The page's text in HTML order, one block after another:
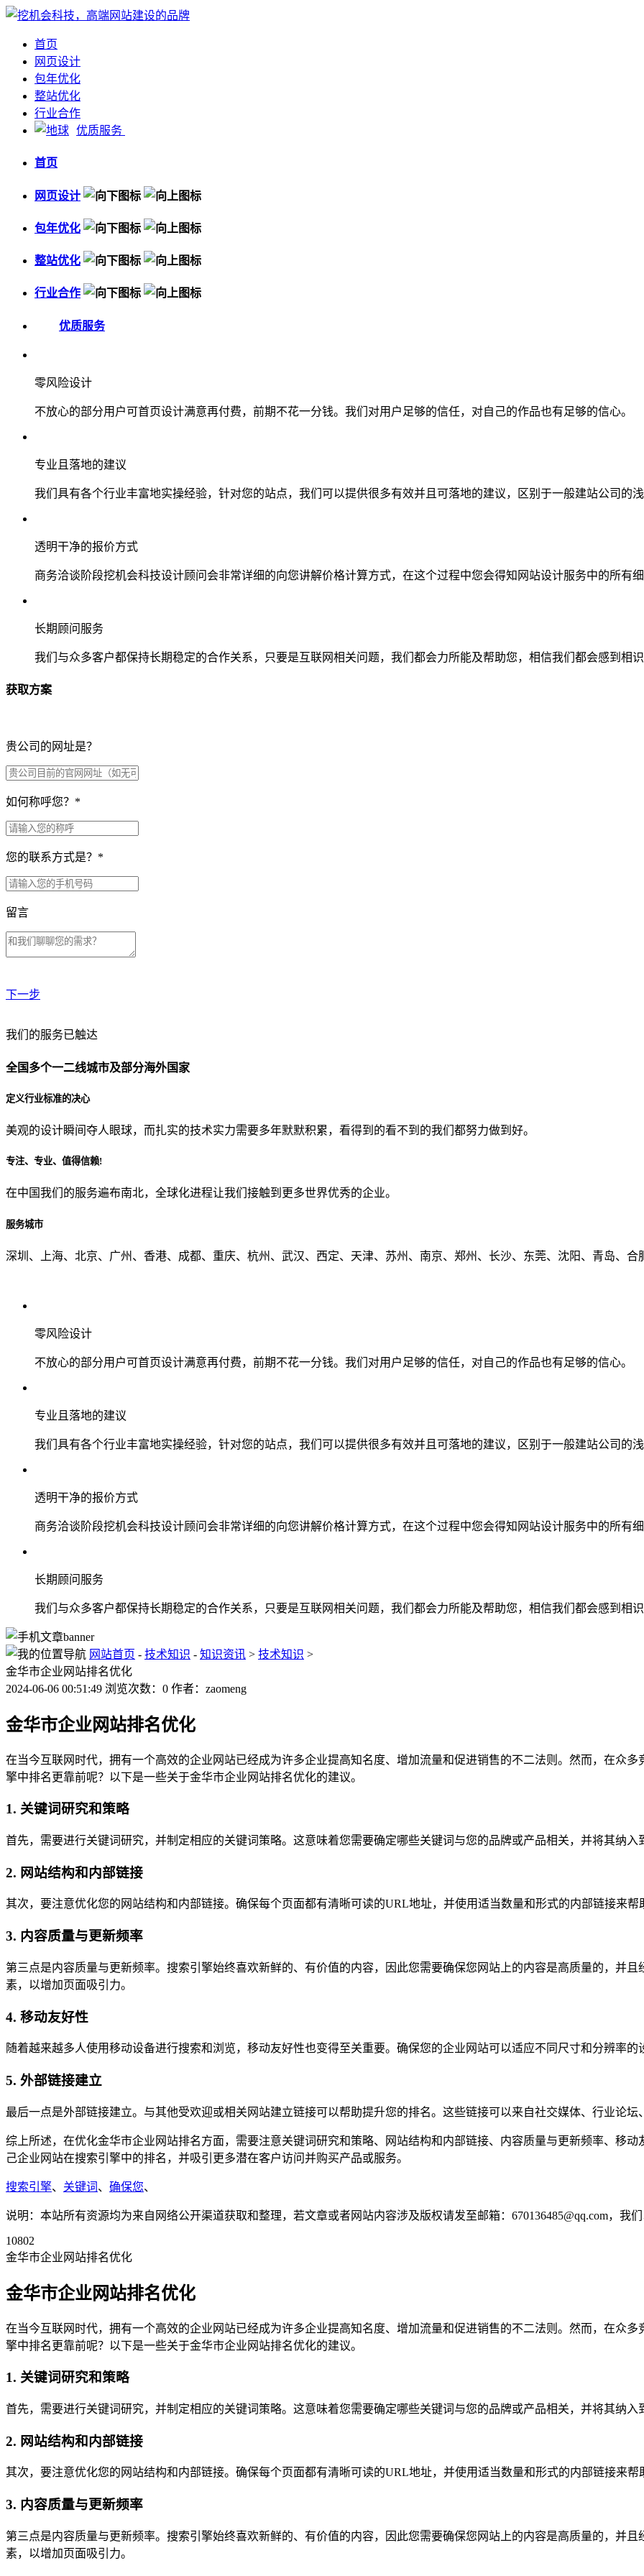
首页
网页设计
包年优化
整站优化
行业合作
优质服务
首页
网页设计
包年优化
整站优化
行业合作
优质服务
零风险设计
不放心的部分用户可首页设计满意再付费，前期不花一分钱。我们对用户足够的信任，对自己的作品也有足够的信心。
专业且落地的建议
我们具有各个行业丰富地实操经验，针对您的站点，我们可以提供很多有效并且可落地的建议，区别于一般建站公司的
透明干净的报价方式
商务洽谈阶段挖机会科技设计顾问会非常详细的向您讲解价格计算方式，在这个过程中您会得知网站设计服务中的所有
长期顾问服务
我们与众多客户都保持长期稳定的合作关系，只要是互联网相关问题，我们都会力所能及帮助您，相信我们都会感到相
获取方案
贵公司的网址是？
如何称呼您？ *
您的联系方式是？ *
留言
下一步
贵公司预算范围是？
贵公司的团队规模是？
从哪里了解到我们？
我们的服务已触达
全国多个一二线城市及部分海外国家
定义行业标准的决心
美观的设计瞬间夺人眼球，而扎实的技术实力需要多年默默积累，看得到的看不到的我们都努力做到好。
专注、专业、值得信赖!
在中国我们的服务遍布南北，全球化进程让我们接触到更多世界优秀的企业。
服务城市
深圳、上海、北京、广州、香港、成都、重庆、杭州、武汉、西定、天津、苏州、南京、郑州、长沙、东莞、沈阳、青岛、合
零风险设计
不放心的部分用户可首页设计满意再付费，前期不花一分钱。我们对用户足够的信任，对自己的作品也有足够的信心。
专业且落地的建议
我们具有各个行业丰富地实操经验，针对您的站点，我们可以提供很多有效并且可落地的建议，区别于一般建站公司的
透明干净的报价方式
商务洽谈阶段挖机会科技设计顾问会非常详细的向您讲解价格计算方式，在这个过程中您会得知网站设计服务中的所有
长期顾问服务
我们与众多客户都保持长期稳定的合作关系，只要是互联网相关问题，我们都会力所能及帮助您，相信我们都会感到相
网站首页 - 技术知识 - 知识资讯 > 技术知识 >
金华市企业网站排名优化
2024-06-06 00:51:49 浏览次数：0 作者：zaomeng
金华市企业网站排名优化
在当今互联网时代，拥有一个高效的企业网站已经成为许多企业提高知名度、增加流量和促进销售的不二法则。然而，在众
擎中排名更靠前呢？以下是一些关于金华市企业网站排名优化的建议。
1. 关键词研究和策略
首先，需要进行关键词研究，并制定相应的关键词策略。这意味着您需要确定哪些关键词与您的品牌或产品相关，并将其纳
2. 网站结构和内部链接
其次，要注意优化您的网站结构和内部链接。确保每个页面都有清晰可读的URL地址，并使用适当数量和形式的内部链接来
3. 内容质量与更新频率
第三点是内容质量与更新频率。搜索引擎始终喜欢新鲜的、有价值的内容，因此您需要确保您网站上的内容是高质量的，并
素，以增加页面吸引力。
4. 移动友好性
随着越来越多人使用移动设备进行搜索和浏览，移动友好性也变得至关重要。确保您的企业网站可以适应不同尺寸和分辨率的
5. 外部链接建立
最后一点是外部链接建立。与其他受欢迎或相关网站建立链接可以帮助提升您的排名。这些链接可以来自社交媒体、行业论坛
综上所述，在优化金华市企业网站排名方面，需要注意关键词研究和策略、网站结构和内部链接、内容质量与更新频率、移
己企业网站在搜索引擎中的排名，并吸引更多潜在客户访问并购买产品或服务。
搜索引擎、 关键词 、 确保您、
说明：本站所有资源均为来自网络公开渠道获取和整理，若文章或者网站内容涉及版权请发至邮箱：670136485@qq.com，我
10802
金华市企业网站排名优化
金华市企业网站排名优化
在当今互联网时代，拥有一个高效的企业网站已经成为许多企业提高知名度、增加流量和促进销售的不二法则。然而，在众
擎中排名更靠前呢？以下是一些关于金华市企业网站排名优化的建议。
1. 关键词研究和策略
首先，需要进行关键词研究，并制定相应的关键词策略。这意味着您需要确定哪些关键词与您的品牌或产品相关，并将其纳
2. 网站结构和内部链接
其次，要注意优化您的网站结构和内部链接。确保每个页面都有清晰可读的URL地址，并使用适当数量和形式的内部链接来
3. 内容质量与更新频率
第三点是内容质量与更新频率。搜索引擎始终喜欢新鲜的、有价值的内容，因此您需要确保您网站上的内容是高质量的，并
素，以增加页面吸引力。